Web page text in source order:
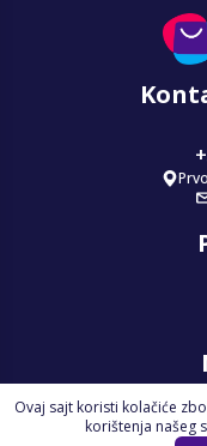
Ovaj sajt koristi kolačiće
korištenja našeg